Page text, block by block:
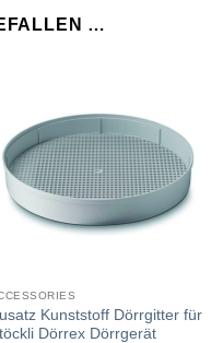
…
Kunststoff Dörrgitter für
Dörrex Dörrgerät